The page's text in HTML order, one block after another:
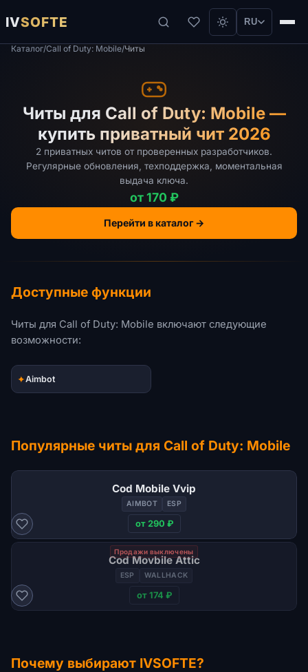
IVSOFTE RU
Каталог/Call of Duty: Mobile/Читы
Читы для Call of Duty: Mobile —
купить приватный чит 2026
2 приватных читов от проверенных разработчиков.
Регулярные обновления, техподдержка, моментальная
выдача ключа.
от 170 ₽
Перейти в каталог →
Доступные функции
Читы для Call of Duty: Mobile включают следующие
возможности:
✦Aimbot
Популярные читы для Call of Duty: Mobile
Cod Mobile Vvip
AIMBOT ESP
от 290 ₽
Продажи выключены
Cod Movbile Attic
ESP WALLHACK
от 174 ₽
Почему выбирают IVSOFTE?